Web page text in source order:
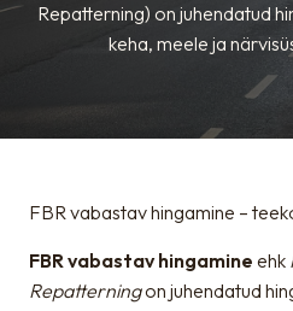
Repatterning) on juhendatud
keha, meele ja
FBR vabastav hingamine –
FBR vabastav hingamine ehk
Repatterningon juhendatud